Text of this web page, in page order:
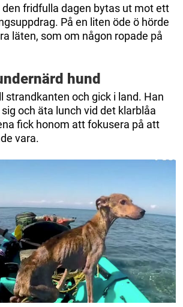
fridfulla dagen bytas ut mot ett
På en liten öde ö hörde
läten, som om någon ropade på
hund
strandkanten och gick i land. Han
och äta lunch vid det klarblåa
fick honom att fokusera på att
vara.